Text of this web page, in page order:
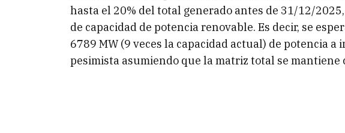
hasta el 20% del total generado antes de 31/12/
de capacidad de potencia renovable. Es decir, se
6789 MW (9 veces la capacidad actual) de potencia a
pesimista asumiendo que la matriz total se mantiene